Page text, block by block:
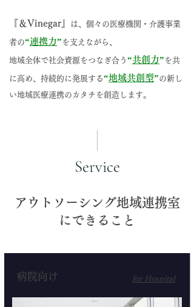
『＆Vinegar』 は、個々の医療機関・介護事業
者の“連携力” を支えながら、
地域全体で社会資源をつなぎ合う “共創力” を共
に高め、持続的に発展する“地域共創型”の新し
い地域医療連携のカタチを創造します。
Service
アウトソーシング地域連携室
にできること
病院向け for Hospital